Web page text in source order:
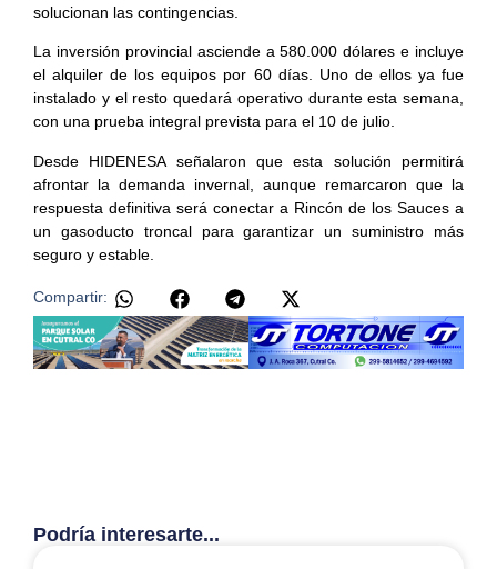
solucionan las contingencias.
La inversión provincial asciende a 580.000 dólares e incluye
el alquiler de los equipos por 60 días. Uno de ellos ya fue
instalado y el resto quedará operativo durante esta semana,
con una prueba integral prevista para el 10 de julio.
Desde HIDENESA señalaron que esta solución permitirá
afrontar la demanda invernal, aunque remarcaron que la
respuesta definitiva será conectar a Rincón de los Sauces a
un gasoducto troncal para garantizar un suministro más
seguro y estable.
Compartir:
Podría interesarte...